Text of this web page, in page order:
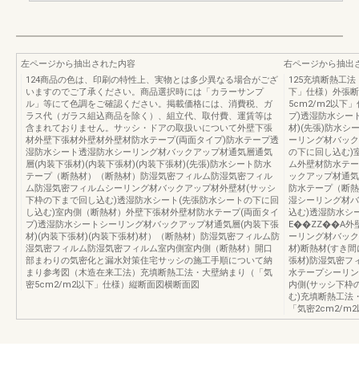
左ページから抽出された内容
124商品の色は、印刷の特性上、実物とは多少異なる場合がござ
いますのでご了承ください。商品選択時には「カラーサンプ
ル」等にて色調をご確認ください。掲載価格には、消費税、ガ
ラス代（ガラス組込商品を除く）、組立代、取付費、運賃等は
含まれておりません。サッシ・ドアの取扱いについて外壁下張
材外壁下張材外壁材外壁材防水テープ(両面タイプ)防水テープ透
湿防水シート透湿防水シーリング材バックアップ材通気層通気
層(内装下張材)(内装下張材)(内装下張材)(先張)防水シート防水
テープ（断熱材）（断熱材）防湿気密フィルム防湿気密フィル
ム防湿気密フィルムシーリング材バックアップ材外壁材(サッシ
下枠の下まで回し込む)透湿防水シート(先張防水シートの下に回
し込む)室内側（断熱材）外壁下張材外壁材防水テープ(両面タイ
プ)透湿防水シートシーリング材バックアップ材通気層(内装下張
材)(内装下張材)(内装下張材)材）（断熱材）防湿気密フィルム防
湿気密フィルム防湿気密フィルム室内側室内側（断熱材）開口
部まわりの気密化と漏水対策住宅サッシの施工手順について納
まり参考図（木造在来工法）充填断熱工法・大壁納まり（「気
密5cm2/m2以下」仕様）縦断面図横断面図
右ページから抽出
125充填断熱工
下」仕様）外張
5cm2/m2以下」
プ)透湿防水シー
材)(先張)防水シ
ーリング材バッ
の下に回し込む)
ム外壁材防水テ
ックアップ材通
防水テープ（断
湿シーリング材
込む)透湿防水シ
E��ZZ��A外壁
ーリング材バッ
材)断熱材(すき
張材)防湿気密フ
水テープシーリ
内側(サッシ下枠
む)充填断熱工法
「気密2cm2/m2